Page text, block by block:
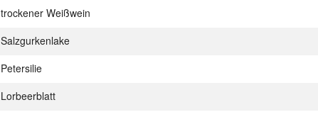
trockener Weißwein
Salzgurkenlake
Petersilie
Lorbeerblatt